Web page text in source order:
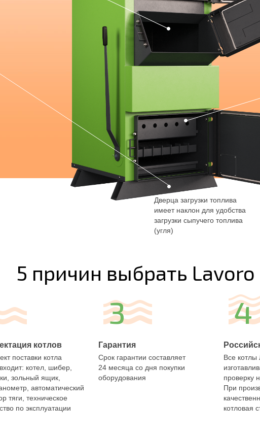
Дверца загрузки топлива
имеет наклон для удобства
загрузки сыпучего топлива
(угля)
5 причин выбрать Lavoro
котлов
поставки котла
котел, шибер,
зольный ящик,
автоматический
тяги, техническое
по эксплуатации
3
Гарантия
Срок гарантии составляет
24 месяца со дня покупки
оборудования
4
Все котлы
проверку
При
котловая